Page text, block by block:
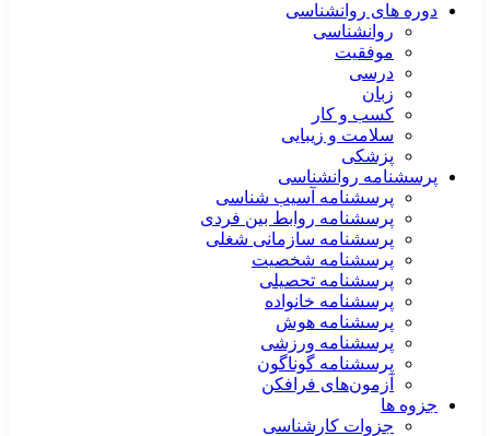
دوره های روانشناسی
روانشناسی
موفقیت
درسی
زبان
کسب و کار
سلامت و زیبایی
پزشکی
پرسشنامه روانشناسی
پرسشنامه آسیب شناسی
پرسشنامه روابط بین فردی
پرسشنامه سازمانی شغلی
پرسشنامه شخصیت
پرسشنامه تحصیلی
پرسشنامه خانواده
پرسشنامه هوش
پرسشنامه ورزشی
پرسشنامه گوناگون
آزمون‌های فرافکن
جزوه ها
جزوات کارشناسی